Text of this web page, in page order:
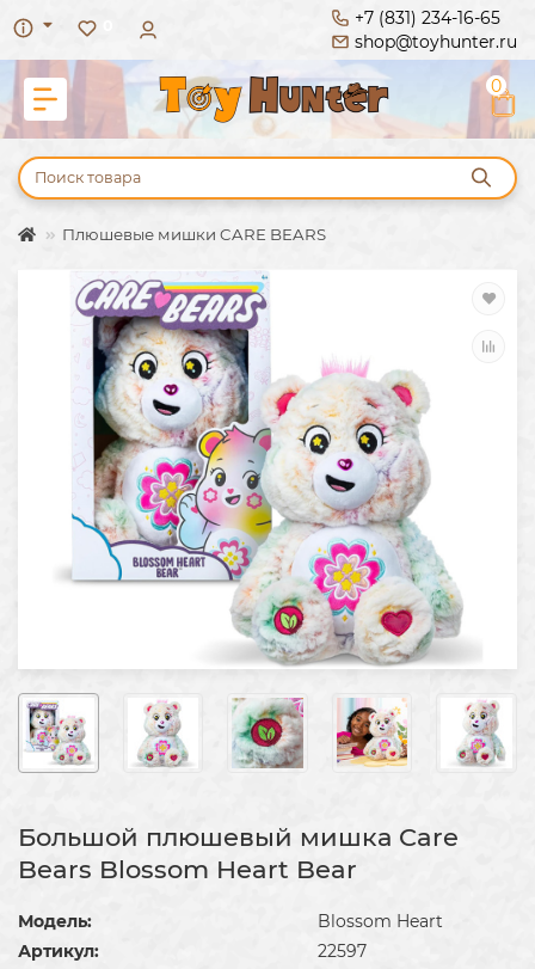
+7 (831) 234-16-65
shop@toyhunter.ru
0
Плюшевые мишки CARE BEARS
Большой плюшевый мишка Care
Bears Blossom Heart Bear
Модель:
Blossom Heart
Артикул:
22597